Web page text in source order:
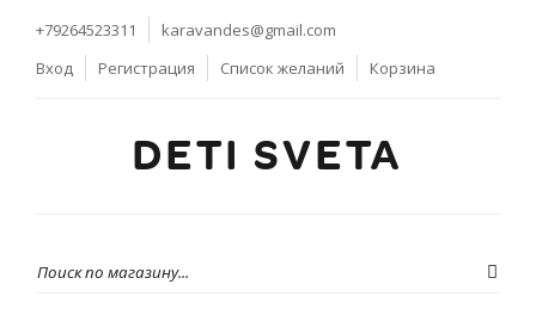
+79264523311
karavandes@gmail.com
Вход
Регистрация Список желаний Корзина
DETI SVETA